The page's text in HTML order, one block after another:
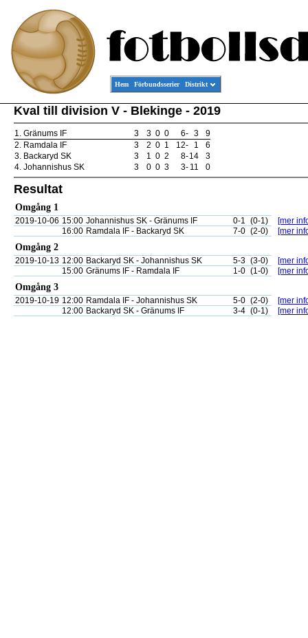
Hem Förbundsserier Distrikt
Kval till division V - Blekinge - 2019
1. Gränums IF 3 3 0 0 6- 3
9
2. Ramdala IF 3 2 0 1 12- 1
6
3. Backaryd SK 3 1 0 2 8-14
3
4. Johannishus SK 3 0 0 3 3- 11 0
Resultat
Omgång 1
2019-10-06 15:00 Johannishus SK - Gränums IF 0-1 (0-1)
[mer
16:00 Ramdala IF - Backaryd SK 7-0 (2-0) [mer
Omgång 2
2019-10-13 12:00 Backaryd SK - Johannishus SK 5-3 (3-0)
[mer
15:00 Gränums IF - Ramdala IF 1-0 (1-0) [mer
Omgång 3
2019-10-19 12:00 Ramdala IF - Johannishus SK 5-0 (2-0)
[mer
12:00 Backaryd SK - Gränums IF 3-4 (0-1) [mer